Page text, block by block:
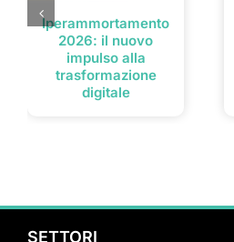
Iperammortamento
2026: il nuovo
impulso alla
trasformazione
digitale
SETTORI